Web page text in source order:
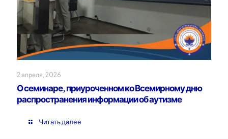
2 апреля, 2026
О семинаре, приуроченном ко Всемирному дню
распространения информации об аутизме
Читать далее